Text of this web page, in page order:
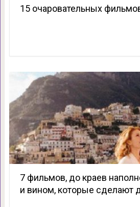
15 очаровательных
7 фильмов, до краев
и вином, которые сделают